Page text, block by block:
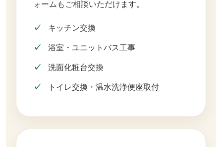
ォームもご相談いただけます。
キッチン交換
浴室・ユニットバス工事
洗面化粧台交換
トイレ交換・温水洗浄便座取付